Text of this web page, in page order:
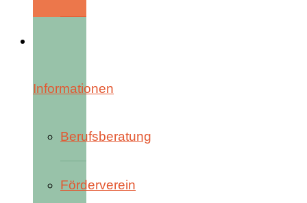
Informationen
Berufsberatung
Förderverein